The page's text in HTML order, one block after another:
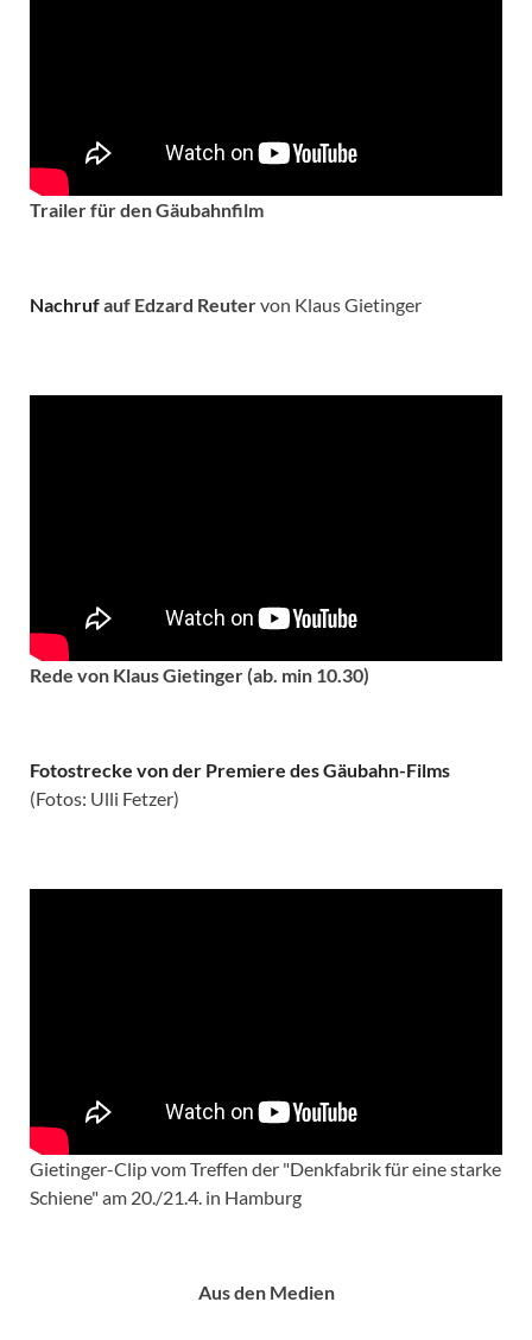
Trailer für den Gäubahnfilm
Nachrufauf Edzard Reutervon Klaus Gietinger
Rede von Klaus Gietinger (ab. min 10.30)
Fotostrecke von der Premiere des Gäubahn-Films
(Fotos: Ulli Fetzer)
Gietinger-Clip vom Treffen der "Denkfabrik für eine starke
Schiene" am 20./21.4. in Hamburg
Aus den Medien